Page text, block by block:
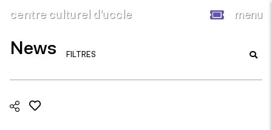
centre culturel d’uccle menu
News FILTRES